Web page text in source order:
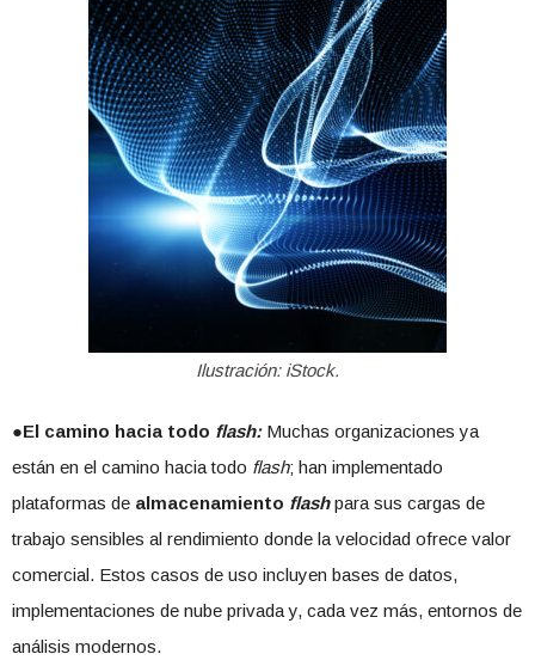
Ilustración: iStock.
●El camino hacia todo flash:Muchas organizaciones ya
están en el camino hacia todo flash; han implementado
plataformas de almacenamiento flashpara sus cargas de
trabajo sensibles al rendimiento donde la velocidad ofrece valor
comercial. Estos casos de uso incluyen bases de datos,
implementaciones de nube privada y, cada vez más, entornos de
análisis modernos.